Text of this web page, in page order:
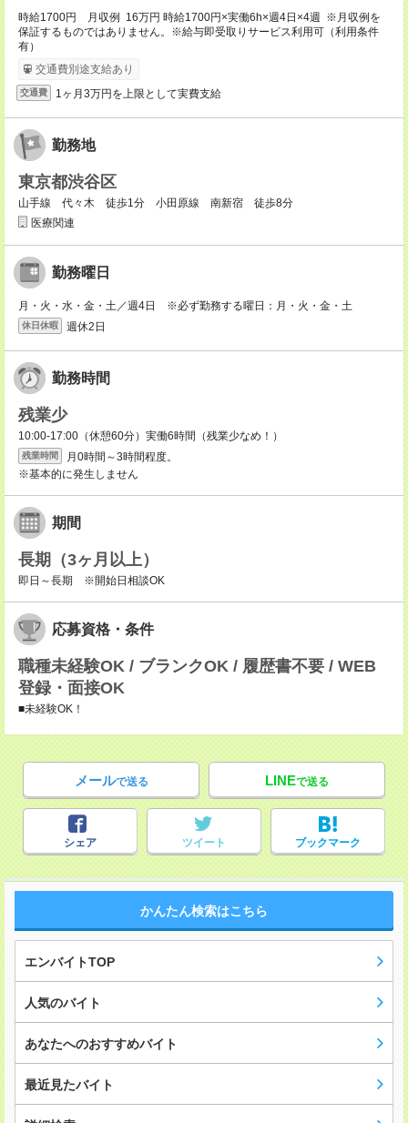
時給1700円 月収例 16万円 時給1700円×実働6h×週4日×4週 ※月収例を
保証するものではありません。※給与即受取りサービス利用可（利用条件
有）
交通費別途支給あり
交通費 1ヶ月3万円を上限として実費支給
勤務地
東京都渋谷区
山手線 代々木 徒歩1分 小田原線 南新宿 徒歩8分
医療関連
勤務曜日
月・火・水・金・土／週4日 ※必ず勤務する曜日：月・火・金・土
休日休暇 週休2日
勤務時間
残業少
10:00-17:00（休憩60分）実働6時間（残業少なめ！）
残業時間
月0時間～3時間程度。
※基本的に発生しません
期間
長期（3ヶ月以上）
即日～長期 ※開始日相談OK
応募資格・条件
職種未経験OK / ブランクOK / 履歴書不要 / WEB
登録・面接OK
■未経験OK！
メールで送る LINEで送る
シェア ツイート ブックマーク
かんたん検索はこちら
エンバイトTOP
人気のバイト
あなたへのおすすめバイト
最近見たバイト